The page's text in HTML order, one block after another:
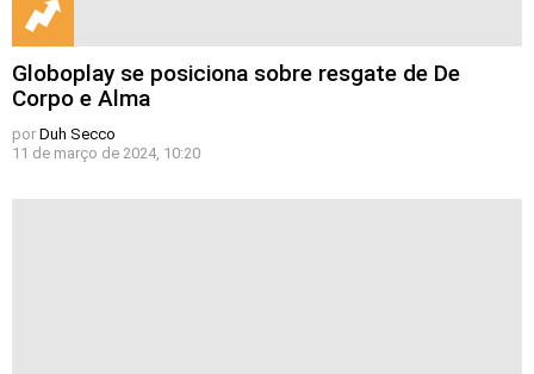
Globoplay se posiciona sobre resgate de De
Corpo e Alma
por Duh Secco
11 de março de 2024, 10:20